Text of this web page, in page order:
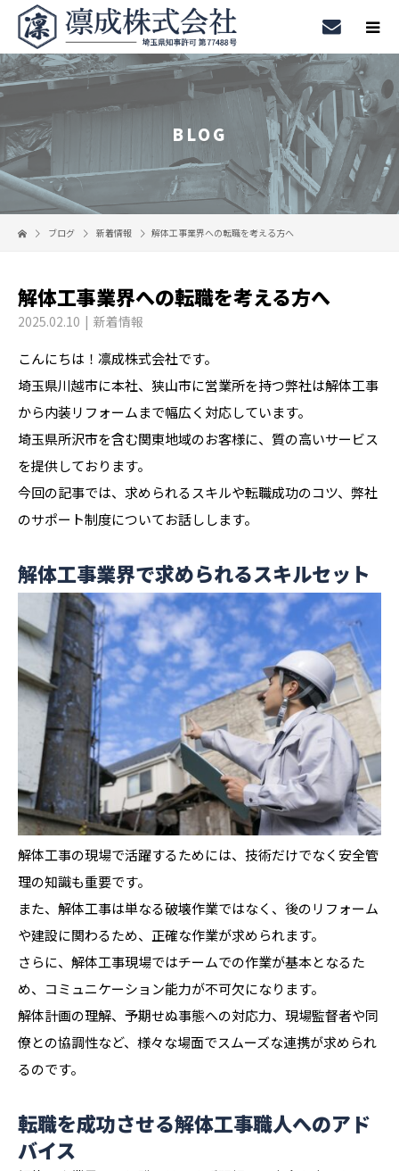
BLOG
ブログ 新着情報 解体工事業界への転職を考える方へ
解体工事業界への転職を考える方へ
2025.02.10 新着情報
こんにちは！凛成株式会社です。
埼玉県川越市に本社、狭山市に営業所を持つ弊社は解体工事
から内装リフォームまで幅広く対応しています。
埼玉県所沢市を含む関東地域のお客様に、質の高いサービス
を提供しております。
今回の記事では、求められるスキルや転職成功のコツ、弊社
のサポート制度についてお話しします。
解体工事業界で求められるスキルセット
解体工事の現場で活躍するためには、技術だけでなく安全管
理の知識も重要です。
また、解体工事は単なる破壊作業ではなく、後のリフォーム
や建設に関わるため、正確な作業が求められます。
さらに、解体工事現場ではチームでの作業が基本となるた
め、コミュニケーション能力が不可欠になります。
解体計画の理解、予期せぬ事態への対応力、現場監督者や同
僚との協調性など、様々な場面でスムーズな連携が求められ
るのです。
転職を成功させる解体工事職人へのアド
バイス